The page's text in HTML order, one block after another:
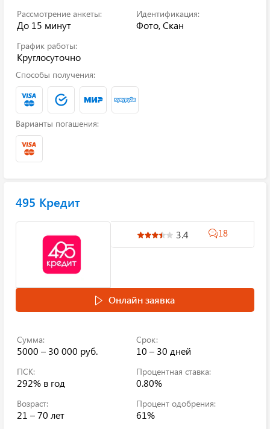
Рассмотрение анкеты:
До 15 минут
Идентификация:
Фото, Скан
График работы:
Круглосуточно
Способы получения:
Варианты погашения:
495 Кредит
3.4 18
Онлайн заявка
Сумма:
5000 – 30 000 руб.
Срок:
10 – 30 дней
ПСК:
292% в год
Процентная ставка:
0.80%
Возраст:
21 – 70 лет
Процент одобрения:
61%